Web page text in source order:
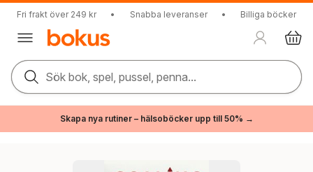
Fri frakt över 249 kr • Snabba leveranser • Billiga böcker
Sök bok, spel, pussel, penna...
Skapa nya rutiner – hälsoböcker upp till 50% →